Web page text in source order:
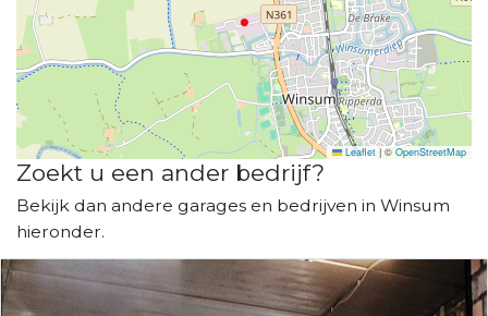
Leaflet |©OpenStreetMap
Zoekt u een ander bedrijf?
Bekijk dan andere garages en bedrijven in Winsum
hieronder.